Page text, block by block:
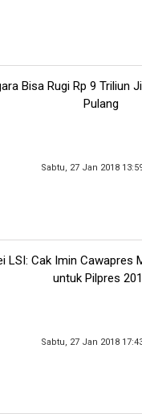
Bisa Rugi Rp 9 Triliun
Pulang
Sabtu, 27 Jan 2018
LSI: Cak Imin Cawapres
untuk Pilpres
Sabtu, 27 Jan 2018